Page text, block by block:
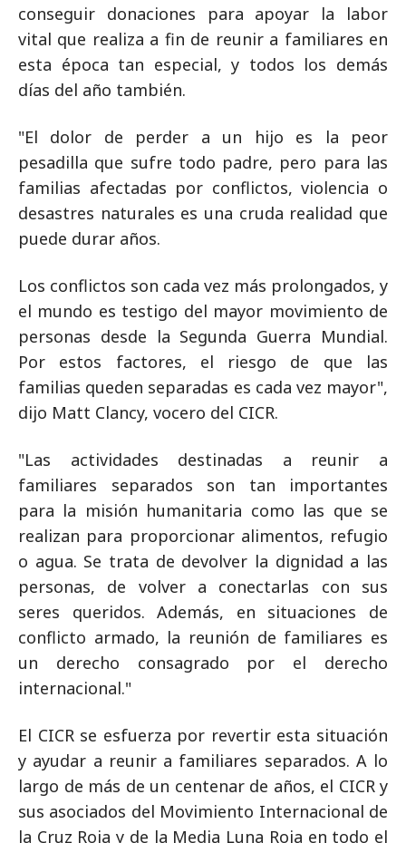
conseguir donaciones para apoyar la labor
vital que realiza a fin de reunir a familiares en
esta época tan especial, y todos los demás
días del año también.
"El dolor de perder a un hijo es la peor
pesadilla que sufre todo padre, pero para las
familias afectadas por conflictos, violencia o
desastres naturales es una cruda realidad que
puede durar años.
Los conflictos son cada vez más prolongados, y
el mundo es testigo del mayor movimiento de
personas desde la Segunda Guerra Mundial.
Por estos factores, el riesgo de que las
familias queden separadas es cada vez mayor",
dijo Matt Clancy, vocero del CICR.
"Las actividades destinadas a reunir a
familiares separados son tan importantes
para la misión humanitaria como las que se
realizan para proporcionar alimentos, refugio
o agua. Se trata de devolver la dignidad a las
personas, de volver a conectarlas con sus
seres queridos. Además, en situaciones de
conflicto armado, la reunión de familiares es
un derecho consagrado por el derecho
internacional."
El CICR se esfuerza por revertir esta situación
y ayudar a reunir a familiares separados. A lo
largo de más de un centenar de años, el CICR y
sus asociados del Movimiento Internacional de
la Cruz Roja y de la Media Luna Roja en todo el